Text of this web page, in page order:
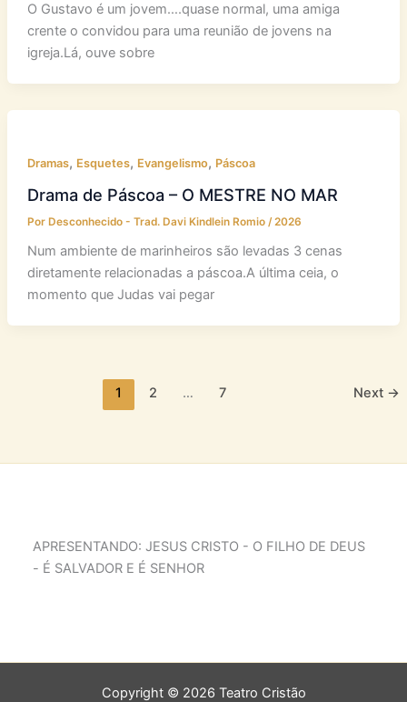
O Gustavo é um jovem….quase normal, uma amiga
crente o convidou para uma reunião de jovens na
igreja.Lá, ouve sobre
Dramas, Esquetes, Evangelismo, Páscoa
Drama de Páscoa – O MESTRE NO MAR
Por Desconhecido - Trad. Davi Kindlein Romio /2026
Num ambiente de marinheiros são levadas 3 cenas
diretamente relacionadas a páscoa.A última ceia, o
momento que Judas vai pegar
1 2 … 7 Next →
APRESENTANDO: JESUS CRISTO - O FILHO DE DEUS
- É SALVADOR E É SENHOR
Copyright © 2026 Teatro Cristão